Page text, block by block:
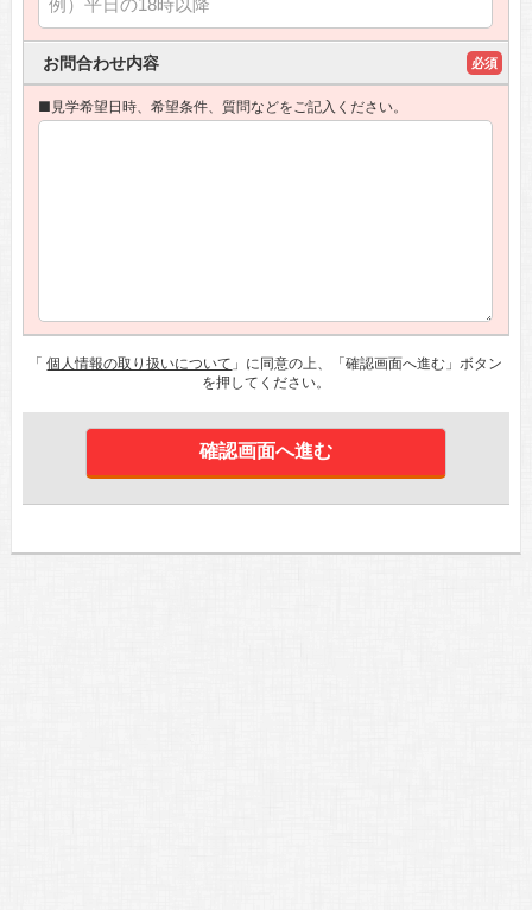
お問合わせ内容 必須
■見学希望日時、希望条件、質問などをご記入ください。
「個人情報の取り扱いについて 」に同意の上、「確認画面へ進む」ボタン
を押してください。